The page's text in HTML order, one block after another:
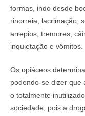
formas, indo desde
rinorreia, lacrimação,
arrepios, tremores,
inquietação e vômitos.
Os opiáceos
podendo-se dizer que
o totalmente
sociedade, pois a